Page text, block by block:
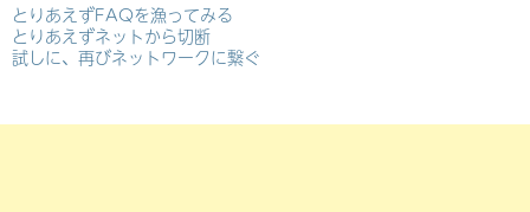
とりあえずFAQを漁ってみる
とりあえずネットから切断
試しに、再びネットワークに繋ぐ